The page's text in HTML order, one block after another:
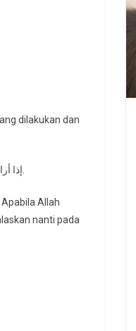
dilakukan dan
إذا أراد الله بعبده الخير عجل له العقوبة في الدنيا وإذا أراد الله بعبده الشر أمسك عنه بذنبه حتى يوافي به يوم القيامة.
Allah
nanti pada